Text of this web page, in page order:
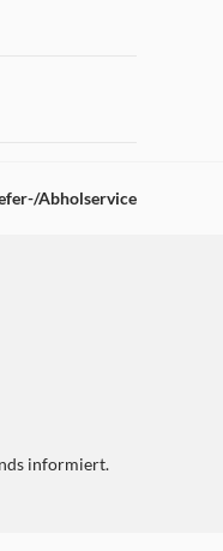
Abholservice
informiert.